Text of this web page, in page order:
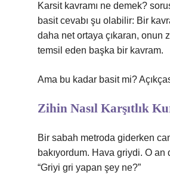
Karsit kavramı ne demek?
basit cevabı şu olabilir: Bir
daha net ortaya çıkaran, onun
temsil eden başka bir kavram.
Ama bu kadar basit mi?
Zihin Nasıl Karşıtlık
Bir sabah metroda giderken
bakıyordum. Hava griydi. O an
“Griyi gri yapan şey ne?”